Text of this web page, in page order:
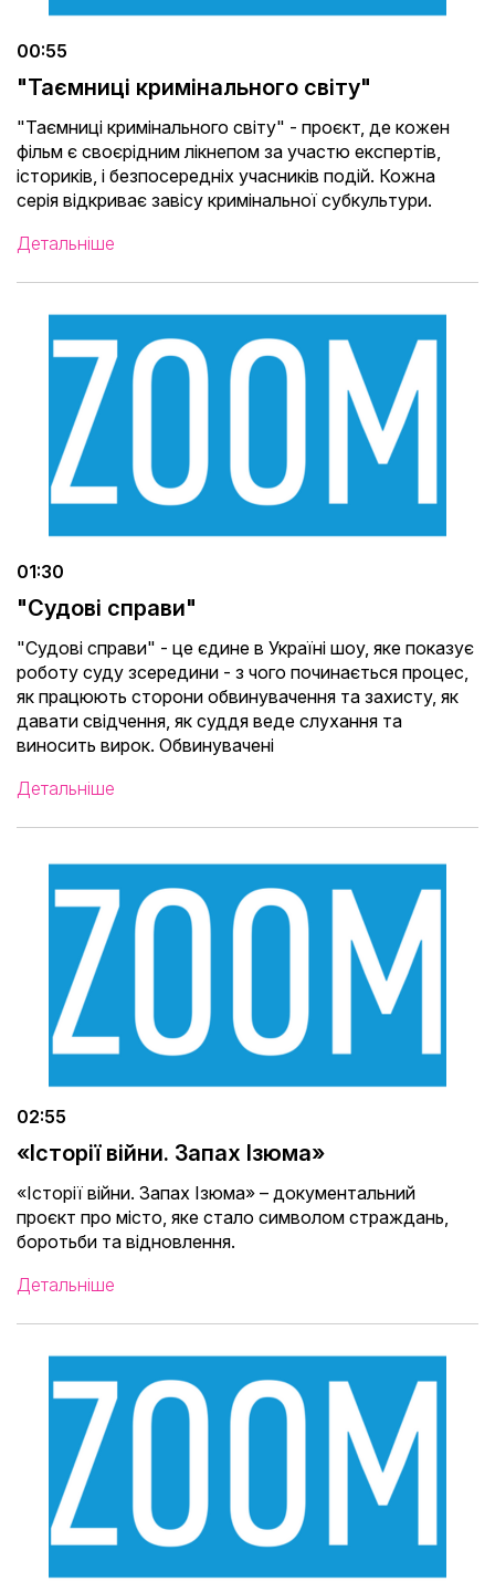
00:55
"Таємниці кримінального світу"
"Таємниці кримінального світу" - проєкт, де кожен
фільм є своєрідним лікнепом за участю експертів,
істориків, і безпосередніх учасників подій. Кожна
серія відкриває завісу кримінальної субкультури.
Детальніше
01:30
"Судові справи"
"Судові справи" - це єдине в Україні шоу, яке показує
роботу суду зсередини - з чого починається процес,
як працюють сторони обвинувачення та захисту, як
давати свідчення, як суддя веде слухання та
виносить вирок. Обвинувачені
Детальніше
02:55
«Історії війни. Запах Ізюма»
«Історії війни. Запах Ізюма» – документальний
проєкт про місто, яке стало символом страждань,
боротьби та відновлення.
Детальніше